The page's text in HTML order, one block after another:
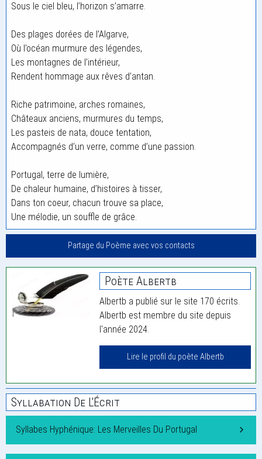
Sous le ciel bleu, l’horizon s’amarre.
Des plages dorées de l’Algarve,
Où l’océan murmure des légendes,
Les montagnes de l’intérieur,
Rendent hommage aux rêves d’antan.
Riche patrimoine, arches romaines,
Châteaux anciens, murmures du temps,
Les pasteis de nata, douce tentation,
Accompagnés d’un verre, comme d’une passion.
Portugal, terre de lumière,
De chaleur humaine, d’histoires à tisser,
Dans ton coeur, chacun trouve sa place,
Une mélodie, un souffle de grâce.
Partage du Poème avec vos contacts
Poète Albertb
Albertb a publié sur le site 170 écrits.
Albertb est membre du site depuis
l'année 2024.
Lire le profil du poète Albertb
Syllabation De L'Écrit
Syllabes Hyphénique: Les Merveilles Du Portugal